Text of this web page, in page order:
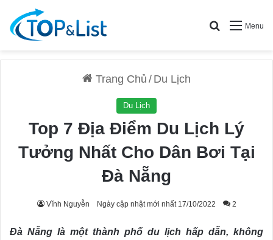
Menu
Search for
Trang Chủ / Du Lịch
Du Lịch
Top 7 Địa Điểm Du Lịch Lý
Tưởng Nhất Cho Dân Bơi Tại
Đà Nẵng
Vĩnh Nguyễn Ngày cập nhật mới nhất 17/10/2022 2
Đà Nẵng là một thành phố du lịch hấp dẫn, không